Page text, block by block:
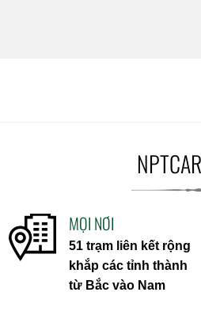
MỌI NƠI
51 trạm liên kết rộng
khắp các tỉnh thành
từ Bắc vào Nam